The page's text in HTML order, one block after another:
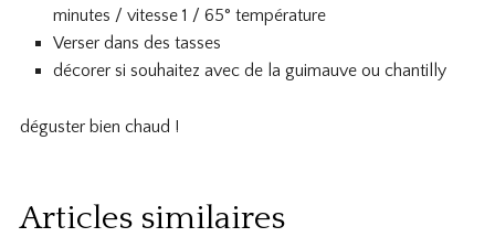
minutes / vitesse 1 / 65° température
Verser dans des tasses
décorer si souhaitez avec de la guimauve ou chantilly
déguster bien chaud !
Articles similaires